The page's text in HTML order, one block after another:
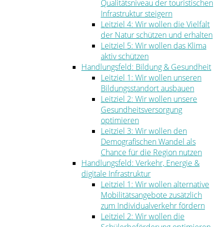
Qualitätsniveau der touristischen
Infrastruktur steigern
Leitziel 4: Wir wollen die Vielfalt
der Natur schützen und erhalten
Leitziel 5: Wir wollen das Klima
aktiv schützen
Handlungsfeld: Bildung & Gesundheit
Leitziel 1: Wir wollen unseren
Bildungsstandort ausbauen
Leitziel 2: Wir wollen unsere
Gesundheitsversorgung
optimieren
Leitziel 3: Wir wollen den
Demografischen Wandel als
Chance für die Region nutzen
Handlungsfeld: Verkehr, Energie &
digitale Infrastruktur
Leitziel 1: Wir wollen alternative
Mobilitätsangebote zusätzlich
zum Individualverkehr fördern
Leitziel 2: Wir wollen die